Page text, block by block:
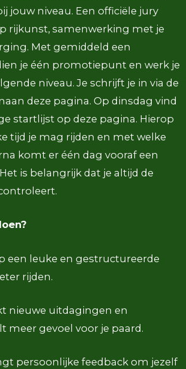
jouw niveau. Een officiële jury
rijkunst, samenwerking met je
Met gemiddeld een
je één promotiepunt en werk je
niveau. Je schrijft je in via de
deze pagina. Op dinsdag vind
startlijst op deze pagina. Hierop
tijd je mag rijden en met welke
komt er één dag vooraf een
is belangrijk dat je altijd de
een leuke en gestructureerde
rijden.
nieuwe uitdagingen en
meer gevoel voor je paard.
persoonlijke feedback om jezelf